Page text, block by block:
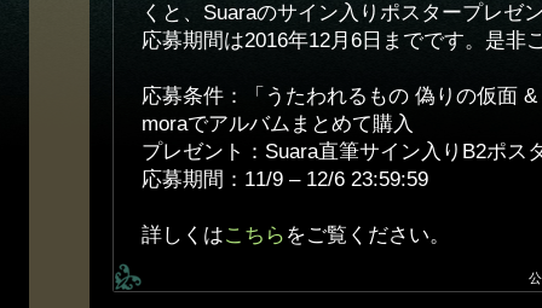
くと、Suaraのサイン入りポスタープレゼ
応募期間は2016年12月6日までです。是非
応募条件：「うたわれるもの 偽りの仮面
moraでアルバムまとめて購入
プレゼント：Suara直筆サイン入りB2ポス
応募期間：11/9 – 12/6 23:59:59
詳しくはこちら をご覧ください。